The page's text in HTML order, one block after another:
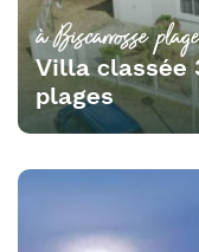
à Biscarrosse plage
Villa classée
plages